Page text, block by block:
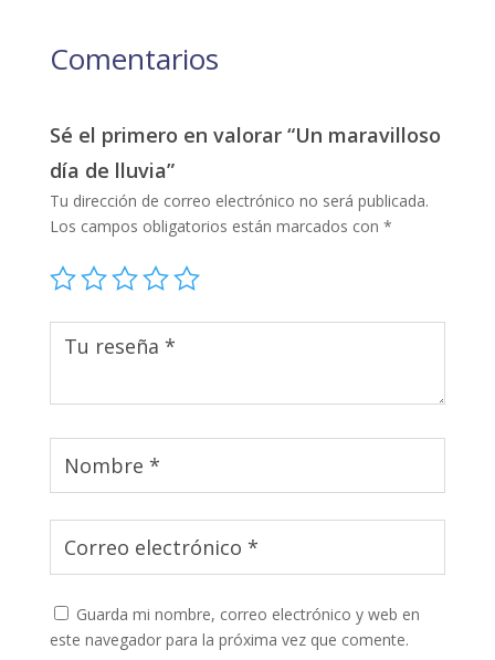
Comentarios
Sé el primero en valorar “Un maravilloso
día de lluvia”
Tu dirección de correo electrónico no será publicada.
Los campos obligatorios están marcados con *
Guarda mi nombre, correo electrónico y web en
este navegador para la próxima vez que comente.